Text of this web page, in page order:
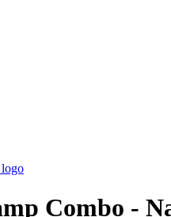
Combo -